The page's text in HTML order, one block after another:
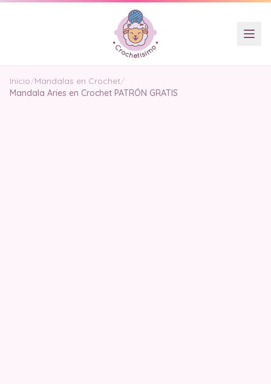
Inicio/Mandalas en Crochet/
Mandala Aries en Crochet PATRÓN GRATIS